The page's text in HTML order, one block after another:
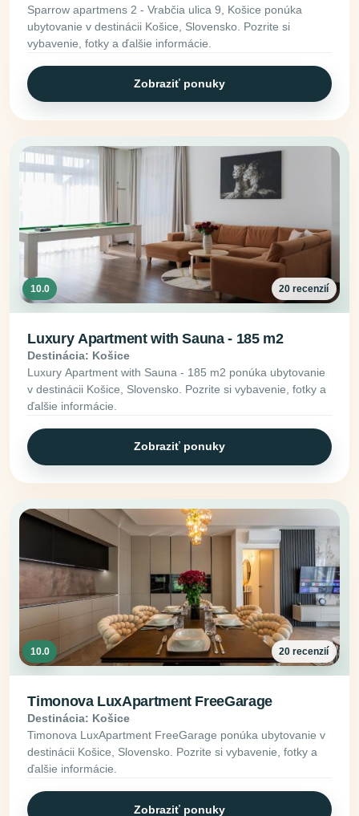
Sparrow apartmens 2 - Vrabčia ulica 9, Košice ponúka
ubytovanie v destinácii Košice, Slovensko. Pozrite si
vybavenie, fotky a ďalšie informácie.
Zobraziť ponuky
10.0 20 recenzií
Luxury Apartment with Sauna - 185 m2
Destinácia: Košice
Luxury Apartment with Sauna - 185 m2 ponúka ubytovanie
v destinácii Košice, Slovensko. Pozrite si vybavenie, fotky a
ďalšie informácie.
Zobraziť ponuky
10.0 20 recenzií
Timonova LuxApartment FreeGarage
Destinácia: Košice
Timonova LuxApartment FreeGarage ponúka ubytovanie v
destinácii Košice, Slovensko. Pozrite si vybavenie, fotky a
ďalšie informácie.
Zobraziť ponuky